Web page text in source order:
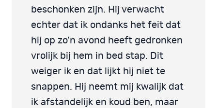
beschonken zijn. Hij verwacht
echter dat ik ondanks het feit dat
hij op zo’n avond heeft gedronken
vrolijk bij hem in bed stap. Dit
weiger ik en dat lijkt hij niet te
snappen. Hij neemt mij kwalijk dat
ik afstandelijk en koud ben, maar